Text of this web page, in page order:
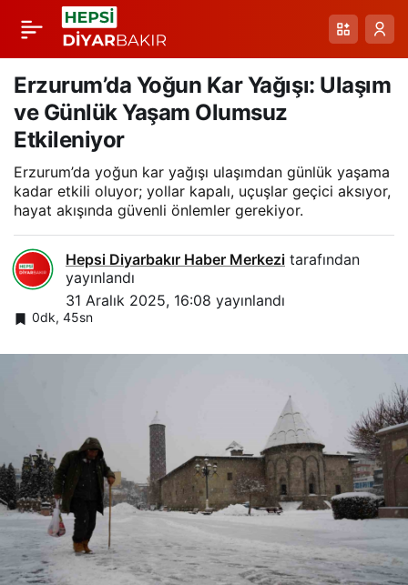
Erzurum’da Yoğun Kar Yağışı: Ulaşım
ve Günlük Yaşam Olumsuz
Etkileniyor
Erzurum’da yoğun kar yağışı ulaşımdan günlük yaşama
kadar etkili oluyor; yollar kapalı, uçuşlar geçici aksıyor,
hayat akışında güvenli önlemler gerekiyor.
Hepsi Diyarbakır Haber Merkezi tarafından
yayınlandı
31 Aralık 2025, 16:08 yayınlandı
0dk, 45sn
Benekli Köyünde
Gözlenen Kurt
Güvenlik Kamerasında
Net Kaydedildi
Paylaş